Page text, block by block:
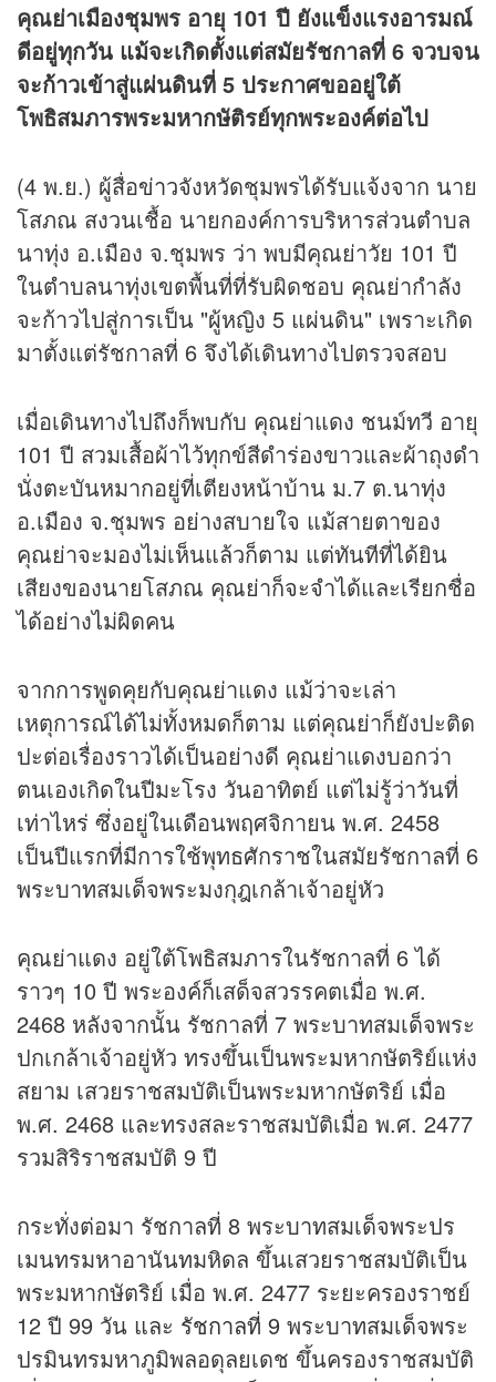
คุณย่าเมืองชุมพร อายุ 101 ปี ยังแข็งแรงอารมณ์
ดีอยู่ทุกวัน แม้จะเกิดตั้งแต่สมัยรัชกาลที่ 6 จวบจน
จะก้าวเข้าสู่แผ่นดินที่ 5 ประกาศขออยู่ใต้
โพธิสมภารพระมหากษัติรย์ทุกพระองค์ต่อไป
(4 พ.ย.) ผู้สื่อข่าวจังหวัดชุมพรได้รับแจ้งจาก นาย
โสภณ สงวนเชื้อ นายกองค์การบริหารส่วนตำบล
นาทุ่ง อ.เมือง จ.ชุมพร ว่า พบมีคุณย่าวัย 101 ปี
ในตำบลนาทุ่งเขตพื้นที่ที่รับผิดชอบ คุณย่ากำลัง
จะก้าวไปสู่การเป็น "ผู้หญิง 5 แผ่นดิน" เพราะเกิด
มาตั้งแต่รัชกาลที่ 6 จึงได้เดินทางไปตรวจสอบ
เมื่อเดินทางไปถึงก็พบกับ คุณย่าแดง ชนม์ทวี อายุ
101 ปี สวมเสื้อผ้าไว้ทุกข์สีดำร่องขาวและผ้าถุงดำ
นั่งตะบันหมากอยู่ที่เตียงหน้าบ้าน ม.7 ต.นาทุ่ง
อ.เมือง จ.ชุมพร อย่างสบายใจ แม้สายตาของ
คุณย่าจะมองไม่เห็นแล้วก็ตาม แต่ทันทีที่ได้ยิน
เสียงของนายโสภณ คุณย่าก็จะจำได้และเรียกชื่อ
ได้อย่างไม่ผิดคน
จากการพูดคุยกับคุณย่าแดง แม้ว่าจะเล่า
เหตุการณ์ได้ไม่ทั้งหมดก็ตาม แต่คุณย่าก็ยังปะติด
ปะต่อเรื่องราวได้เป็นอย่างดี คุณย่าแดงบอกว่า
ตนเองเกิดในปีมะโรง วันอาทิตย์ แต่ไม่รู้ว่าวันที่
เท่าไหร่ ซึ่งอยู่ในเดือนพฤศจิกายน พ.ศ. 2458
เป็นปีแรกที่มีการใช้พุทธศักราชในสมัยรัชกาลที่ 6
พระบาทสมเด็จพระมงกุฎเกล้าเจ้าอยู่หัว
คุณย่าแดง อยู่ใต้โพธิสมภารในรัชกาลที่ 6 ได้
ราวๆ 10 ปี พระองค์ก็เสด็จสวรรคตเมื่อ พ.ศ.
2468 หลังจากนั้น รัชกาลที่ 7 พระบาทสมเด็จพระ
ปกเกล้าเจ้าอยู่หัว ทรงขึ้นเป็นพระมหากษัตริย์แห่ง
สยาม เสวยราชสมบัติเป็นพระมหากษัตริย์ เมื่อ
พ.ศ. 2468 และทรงสละราชสมบัติเมื่อ พ.ศ. 2477
รวมสิริราชสมบัติ 9 ปี
กระทั่งต่อมา รัชกาลที่ 8 พระบาทสมเด็จพระปร
เมนทรมหาอานันทมหิดล ขึ้นเสวยราชสมบัติเป็น
พระมหากษัตริย์ เมื่อ พ.ศ. 2477 ระยะครองราชย์
12 ปี 99 วัน และ รัชกาลที่ 9 พระบาทสมเด็จพระ
ปรมินทรมหาภูมิพลอดุลยเดช ขึ้นครองราชสมบัติ